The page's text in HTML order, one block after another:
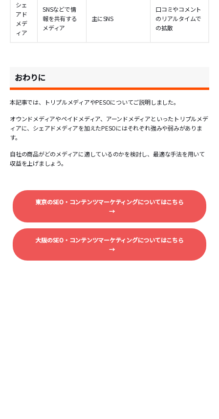
シェ
アド
メデ
ィア
SNSなどで情
報を共有する
メディア
主にSNS
口コミやコメント
のリアルタイムで
の拡散
おわりに
本記事では、トリプルメディアやPESOについてご説明しました。
オウンドメディアやペイドメディア、アーンドメディアといったトリプルメデ
ィアに、シェアドメディアを加えたPESOにはそれぞれ強みや弱みがありま
す。
自社の商品がどのメディアに適しているのかを検討し、最適な手法を用いて
収益を上げましょう。
東京のSEO・コンテンツマーケティングについてはこちら
→
大阪のSEO・コンテンツマーケティングについてはこちら
→